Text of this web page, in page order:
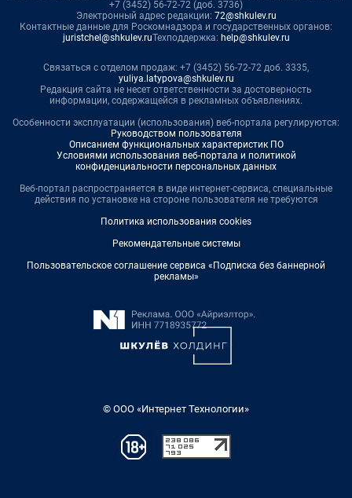
+7 (3452) 56-72-72 (доб. 3736)
Электронный адрес редакции: 72@shkulev.ru
Контактные данные для Роскомнадзора и государственных органов:
juristchel@shkulev.ruТехподдержка: help@shkulev.ru
Связаться с отделом продаж: +7 (3452) 56-72-72 доб. 3335,
yuliya.latypova@shkulev.ru
Редакция сайта не несет ответственности за достоверность
информации, содержащейся в рекламных объявлениях.
Особенности эксплуатации (использования) веб-портала регулируются:
Руководством пользователя
Описанием функциональных характеристик ПО
Условиями использования веб-портала и политикой
конфиденциальности персональных данных
Веб-портал распространяется в виде интернет-сервиса, специальные
действия по установке на стороне пользователя не требуются
Политика использования cookies
Рекомендательные системы
Пользовательское соглашение сервиса «Подписка без баннерной
рекламы»
© ООО «Интернет Технологии»